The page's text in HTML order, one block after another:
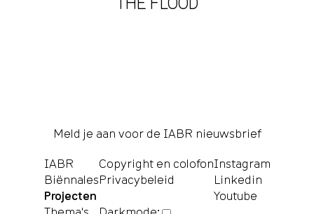
Meld je aan voor de IABR nieuwsbrief
IABR
Biënnales
Projecten
Copyright en colofon
Privacybeleid
Instagram
Linkedin
Youtube